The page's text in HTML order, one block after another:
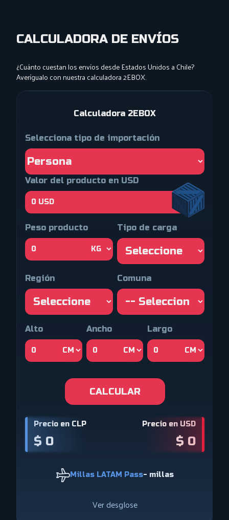
CALCULADORA DE ENVÍOS
¿Cuánto cuestan los envíos desde Estados Unidos a Chile?
Averígualo con nuestra calculadora 2EBOX.
Calculadora 2EBOX
Selecciona tipo de importación
Valor del producto en USD
Peso producto Tipo de carga
Región Comuna
Alto Ancho Largo
CALCULAR
Precio en CLP
$ 0
Precio en USD
$ 0
Millas LATAM Pass- millas
Ver desglose